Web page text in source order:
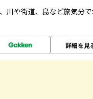
川や街道、島など旅気分
詳細を見